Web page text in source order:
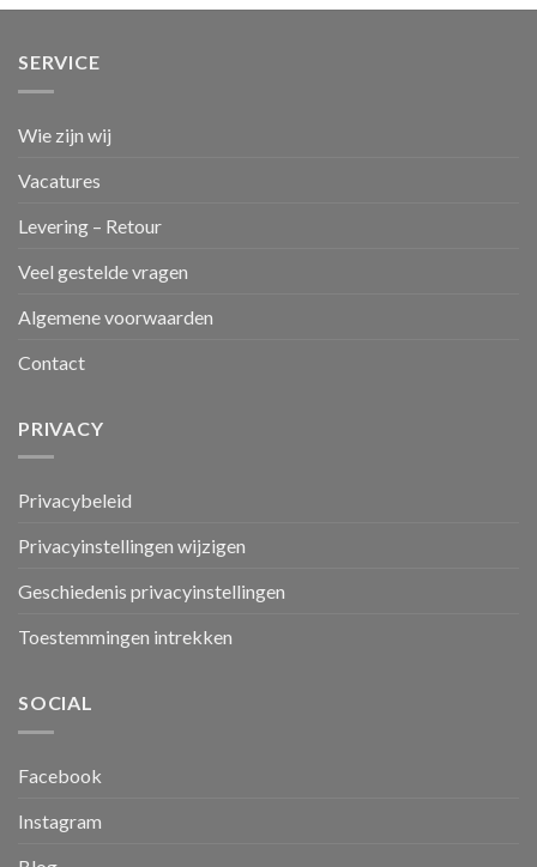
SERVICE
Wie zijn wij
Vacatures
Levering – Retour
Veel gestelde vragen
Algemene voorwaarden
Contact
PRIVACY
Privacybeleid
Privacyinstellingen wijzigen
Geschiedenis privacyinstellingen
Toestemmingen intrekken
SOCIAL
Facebook
Instagram